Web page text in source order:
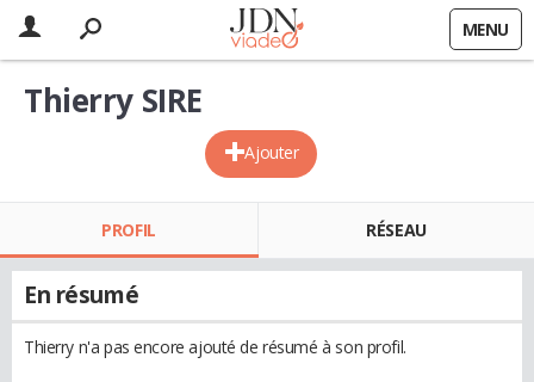
MENU
Ajouter
Thierry SIRE
PROFIL RÉSEAU
En résumé
Thierry n'a pas encore ajouté de résumé à son profil.